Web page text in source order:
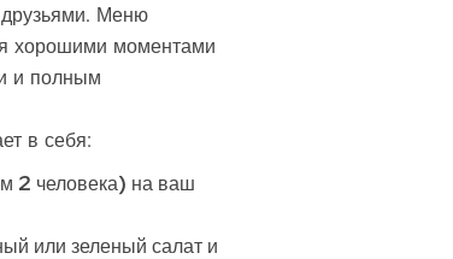
Меню
хорошими моментами
и полным
в себя:
2 человека) на ваш
или зеленый салат и